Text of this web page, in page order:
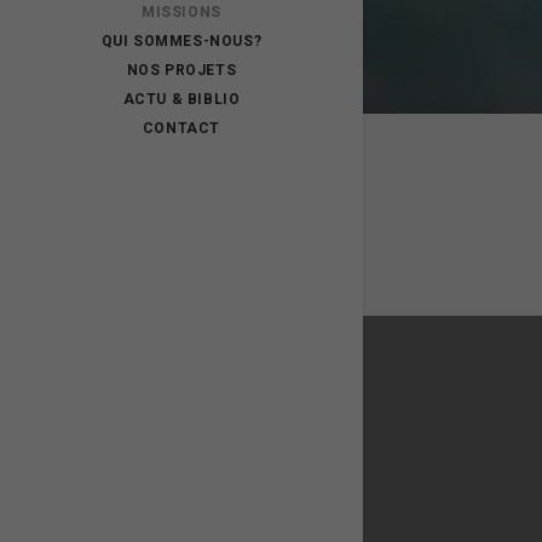
MISSIONS
QUI SOMMES-NOUS?
NOS PROJETS
ACTU & BIBLIO
CONTACT